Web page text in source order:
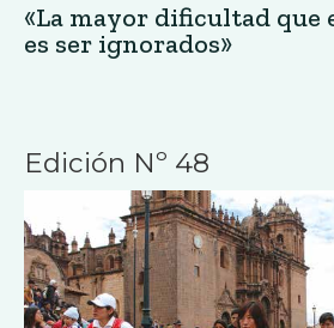
«La mayor dificultad que
es ser ignorados»
Edición Nº 48